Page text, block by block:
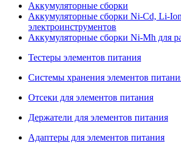
Аккумуляторные сборки
Аккумуляторные сборки Ni-Cd, Li-
электроинструментов
Аккумуляторные сборки Ni-Mh для
Тестеры элементов питания
Системы хранения элементов
Отсеки для элементов питания
Держатели для элементов питания
Адаптеры для элементов питания